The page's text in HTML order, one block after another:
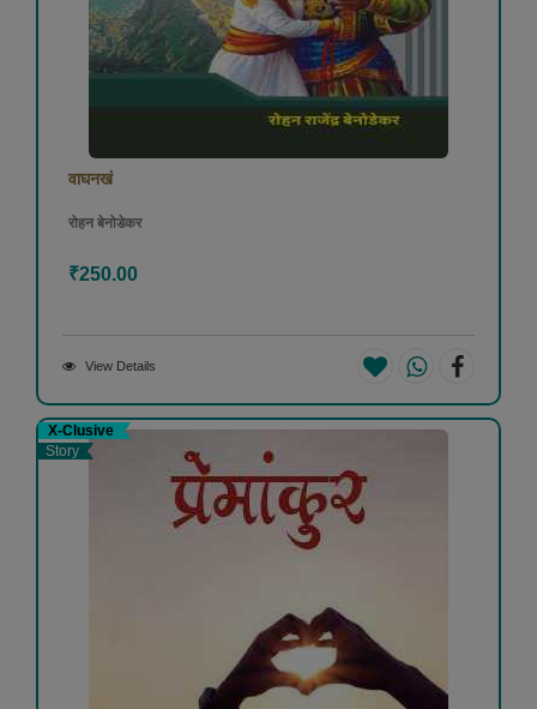
वाघनखं
रोहन बेनोडेकर
₹250.00
View Details
X-Clusive
Story